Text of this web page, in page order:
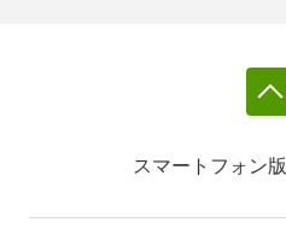
スマートフォン版